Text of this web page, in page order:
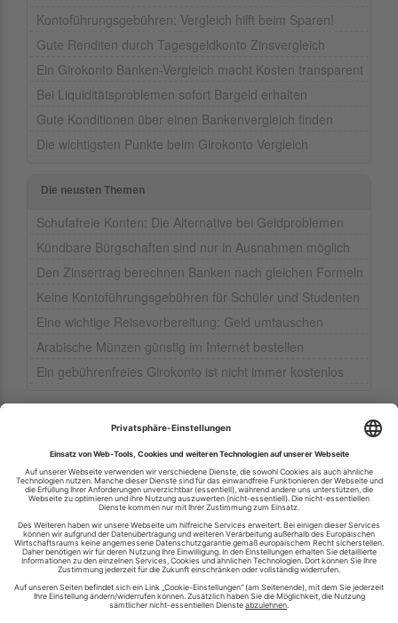
Kontoführungsgebühren: Vergleich hilft beim Sparen!
Gute Renditen durch Tagesgeldkonto Zinsvergleich
Ein Girokonto Banken-Vergleich macht Kosten transparent
Bei Liquiditätsproblemen sofort Bargeld erhalten
Gute Konditionen über einen Bankenvergleich finden
Die wichtigsten Punkte beim Girokonto Vergleich
Die neusten Themen
Schufafreie Konten: Die Alternative bei Geldproblemen
Kündbare Bürgschaften sind nur in Ausnahmen möglich
Den Zinsertrag berechnen Banken nach gleichen Formeln
Keine Kontoführungsgebühren für Schüler und Studenten
Eine wichtige Reisevorbereitung: Geld umtauschen
Arabische Münzen günstig im Internet bestellen
Ein gebührenfreies Girokonto ist nicht immer kostenlos
Ihren RSS-Feed veröffentlichen
RSS-Verzeichnis.de © 2003-2026
Impressum
Kontakt
Datenschutzinformation